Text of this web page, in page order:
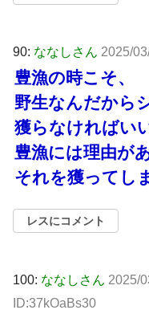
90: ななしさん 2025/
豊漁の時こそ、
野生なんだから
獲らなければい
豊漁には理由が
それを獲ってし
レスにコメント
100: ななしさん 2025/
ID:37kOaBs30